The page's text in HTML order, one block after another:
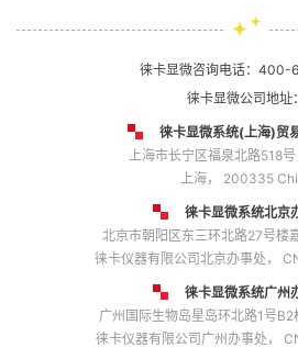
徕卡显微咨询电话： 400-
徕卡显微公司地址：
徕卡显微系统(上海)贸
上海市长宁区福泉北路518
上海， 200335
徕卡显微系统北京
北京市朝阳区东三环北路27号楼
徕卡仪器有限公司北京办事处，
徕卡显微系统广州
广州国际生物岛星岛环北路1号
徕卡仪器有限公司广州办事处，